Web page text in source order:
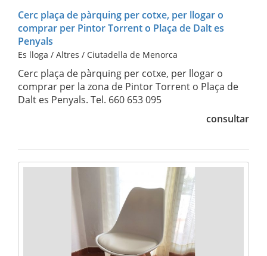
Cerc plaça de pàrquing per cotxe, per llogar o
comprar per Pintor Torrent o Plaça de Dalt es
Penyals
Es lloga / Altres / Ciutadella de Menorca
Cerc plaça de pàrquing per cotxe, per llogar o
comprar per la zona de Pintor Torrent o Plaça de
Dalt es Penyals. Tel. 660 653 095
consultar